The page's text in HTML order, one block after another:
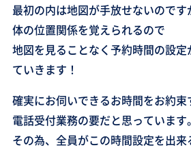
最初の内は地図が手放せないので
体の位置関係を覚えられるので
地図を見ることなく予約時間の設
ていきます！
確実にお伺いできるお時間をお約
電話受付業務の要だと思っています。
その為、全員がこの時間設定を出